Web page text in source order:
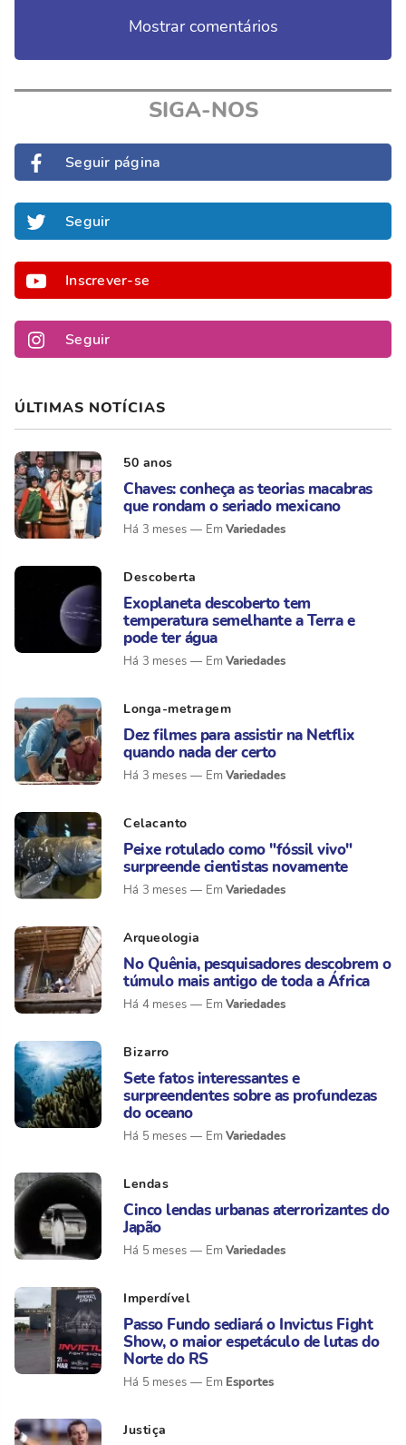
Mostrar comentários
SIGA-NOS
Seguir página
Seguir
Inscrever-se
Seguir
ÚLTIMAS NOTÍCIAS
50 anos
Chaves: conheça as teorias macabras
que rondam o seriado mexicano
Há 3 meses Variedades
Descoberta
Exoplaneta descoberto tem
temperatura semelhante a Terra e
pode ter água
Há 3 meses Variedades
Longa-metragem
Dez filmes para assistir na Netflix
quando nada der certo
Há 3 meses Variedades
Celacanto
Peixe rotulado como "fóssil vivo"
surpreende cientistas novamente
Há 3 meses Variedades
Arqueologia
No Quênia, pesquisadores descobrem o
túmulo mais antigo de toda a África
Há 4 meses Variedades
Bizarro
Sete fatos interessantes e
surpreendentes sobre as profundezas
do oceano
Há 5 meses Variedades
Lendas
Cinco lendas urbanas aterrorizantes do
Japão
Há 5 meses Variedades
Imperdível
Passo Fundo sediará o Invictus Fight
Show, o maior espetáculo de lutas do
Norte do RS
Há 5 meses Esportes
Justiça